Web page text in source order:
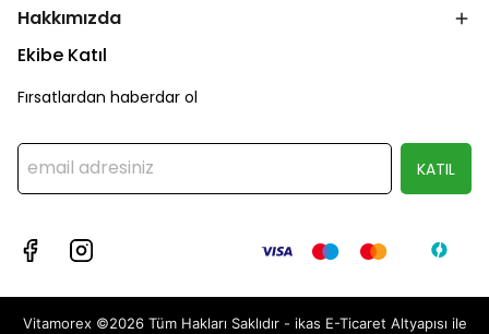
Hakkımızda
Ekibe Katıl
Fırsatlardan haberdar ol
KATIL
Vitamorex ©2026 Tüm Hakları Saklıdır - ikas E-Ticaret Altyapısı ile